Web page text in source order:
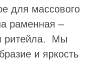
для массового
раменная –
ритейла. Мы
и яркость